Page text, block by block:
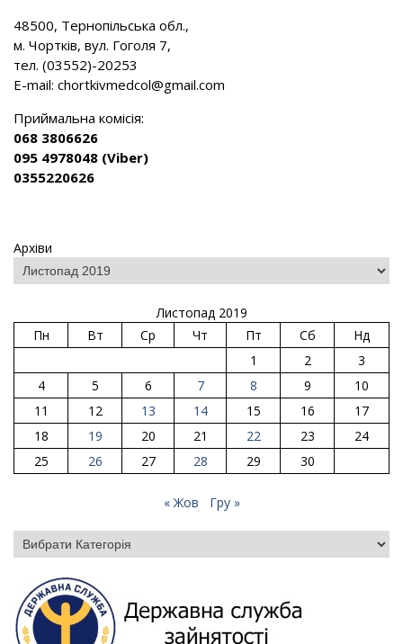
48500, Тернопільська обл.,
м. Чортків, вул. Гоголя 7,
тел. (03552)-20253
E-mail: chortkivmedcol@gmail.com
Приймальна комісія:
068 3806626
095 4978048 (Viber)
0355220626
Архіви
Листопад 2019
Пн
Вт Ср Чт Пт Сб
Нд
1
2
3
4
5 6 7 8 9
10
11
12 13 14 15 16
17
18
19 20 21 22 23
24
25
26 27 28 29 30
« Жов Гру »
Категорії